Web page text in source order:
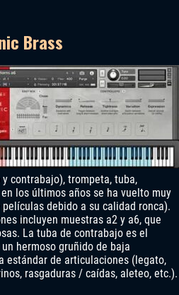
Brass
contrabajo), trompeta, tuba,
los últimos años se ha vuelto muy
debido a su calidad ronca).
incluyen muestras a2 y a6, que
La tuba de contrabajo es el
hermoso gruñido de baja
estándar de articulaciones (legato,
rasgaduras / caídas, aleteo, etc.).